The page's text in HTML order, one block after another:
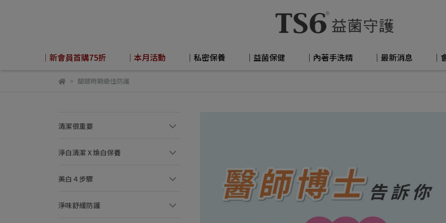
│新會員首購75折 │本月活動 │私密保養 │益菌保健 │內著手洗精 │最新消息 │
關鍵時期最佳防護
清潔很重要
淨白清潔 X 煥白保養
美白４步驟
淨味舒緩防護